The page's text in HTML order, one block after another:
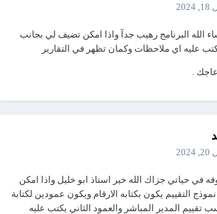
الله البرنامج رهيب جدآ واذا امكن تضيف لي بجانب
عليه اي ملاحظات وكمان تظهر في التقارير
.
في حياتي جزاك الله خير استاذ ابو خليل واذا امكن
التقييم يكون بكتابه الارقام ويكون عمودين لكتابة
تقييم المدير المباشر والعمود الثاني يكتب عليه